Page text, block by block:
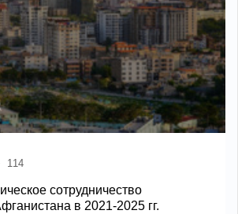
114
сотрудничество
в 2021-2025 гг.